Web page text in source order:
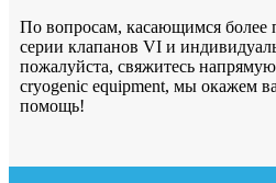
По вопросам, касающимся
серии клапанов VI и
пожалуйста, свяжитесь
cryogenic equipment, мы окажем
помощь!